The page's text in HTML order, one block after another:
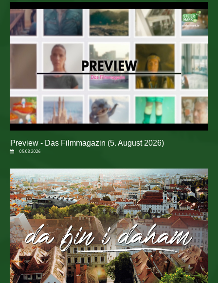
Preview - Das Filmmagazin (5. August 2026)
05.08.2026